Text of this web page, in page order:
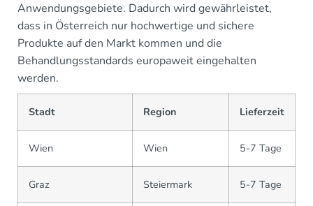
Anwendungsgebiete. Dadurch wird gewährleistet,
dass in Österreich nur hochwertige und sichere
Produkte auf den Markt kommen und die
Behandlungsstandards europaweit eingehalten
werden.
Stadt Region Lieferzeit
Wien Wien 5-7 Tage
Graz Steiermark 5-7 Tage